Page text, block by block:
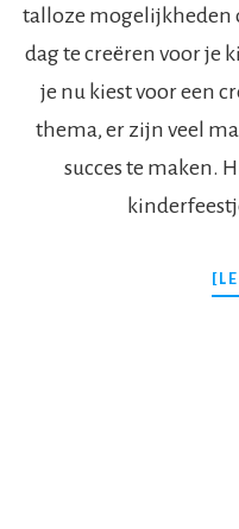
talloze mogelijkheden
dag te creëren voor je
je nu kiest voor een
thema, er zijn veel
succes te maken.